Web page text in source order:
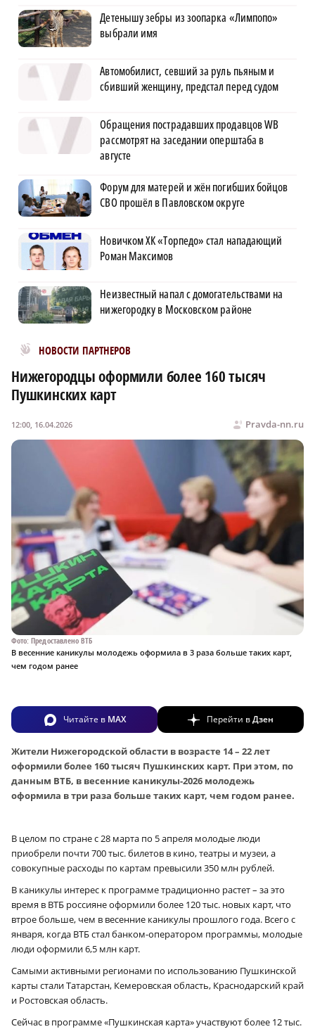
Детенышу зебры из зоопарка «Лимпопо»
выбрали имя
Автомобилист, севший за руль пьяным и
сбивший женщину, предстал перед судом
Обращения пострадавших продавцов WB
рассмотрят на заседании оперштаба в
августе
Форум для матерей и жён погибших бойцов
СВО прошёл в Павловском округе
Новичком ХК «Торпедо» стал нападающий
Роман Максимов
Неизвестный напал с домогательствами на
нижегородку в Московском районе
НОВОСТИ ПАРТНЕРОВ
Новости МирТесен
Нижегородцы оформили более 160 тысяч
Пушкинских карт
Pravda-nn.ru
12:00, 16.04.2026
Фото: Предоставлено ВТБ
В весенние каникулы молодежь оформила в 3 раза больше таких карт,
чем годом ранее
Читайте в MAX Перейти вДзен
Жители Нижегородской области в возрасте 14 – 22 лет
оформили более 160 тысяч Пушкинских карт. При этом, по
данным ВТБ, в весенние каникулы-2026 молодежь
оформила в три раза больше таких карт, чем годом ранее.
В целом по стране с 28 марта по 5 апреля молодые люди
приобрели почти 700 тыс. билетов в кино, театры и музеи, а
совокупные расходы по картам превысили 350 млн рублей.
В каникулы интерес к программе традиционно растет – за это
время в ВТБ россияне оформили более 120 тыс. новых карт, что
втрое больше, чем в весенние каникулы прошлого года. Всего с
января, когда ВТБ стал банком-оператором программы, молодые
люди оформили 6,5 млн карт.
Самыми активными регионами по использованию Пушкинской
карты стали Татарстан, Кемеровская область, Краснодарский край
и Ростовская область.
Сейчас в программе «Пушкинская карта» участвуют более 12 тыс.